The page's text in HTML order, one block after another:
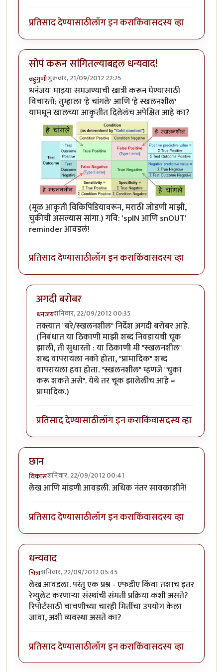
प्रतिसाद देण्यासाठीलॉग इन कराकिंवासदस्य व्हा
सोपं करून सांगितल्याबद्दल धन्यवाद!
बहुगुणीशुक्रवार, 21/09/2012 22:25
धनंजयः माझ्या समजण्याची खात्री करून घेण्यासाठी
विचारतो; तुम्हाला 'हे चांगले' आणि 'हे स्खलनशील'
यामधून खालच्या आकृतीत दिलेलंच अपेक्षित आहे का?
(मूळ आकृती विकिपिडियावरून, मराठी जोडणी माझी,
चुकीची असल्यास सांगा.) गवि: 'spIN आणि snOUT'
reminder आवडलं!
प्रतिसाद देण्यासाठीलॉग इन कराकिंवासदस्य व्हा
अगदी बरोबर
धनंजयशनिवार, 22/09/2012 00:35
In reply toसोपं करून सांगितल्याबद्दल धन्यवाद!by
तक्त्यात "बरे/स्खलनशील" निर्देश अगदी बरोबर आहे.
(निबंधात या ठिकाणी माझी शब्द निवडायची चूक
झाली, ती सुधारतो : या ठिकाणी मी "स्खलनशील"
शब्द वापरायला नको होता, "प्रामादिक" शब्द
वापरायला हवा होता. "स्खलनशील" म्हणजे "चुका
करू शकते असे". येथे तर चूक झालेलीच आहे =
प्रामादिक.)
प्रतिसाद देण्यासाठीलॉग इन कराकिंवासदस्य व्हा
छान
विकासशनिवार, 22/09/2012 00:41
लेख आणि मांडणी आवडली. अधिक नंतर सावकाशीने!
प्रतिसाद देण्यासाठीलॉग इन कराकिंवासदस्य व्हा
धन्यवाद
चित्राशनिवार, 22/09/2012 05:45
लेख आवडला. परंतु एक प्रश्न - एफडीए किंवा तशाच इतर
रेग्युलेट करणार्‍या संस्थांची संमती प्रक्रिया कशी असते?
रिपोर्टसाठी चाचणीच्या चारही मितींचा उपयोग केला
जावा, अशी व्यवस्था असते का?
प्रतिसाद देण्यासाठीलॉग इन कराकिंवासदस्य व्हा